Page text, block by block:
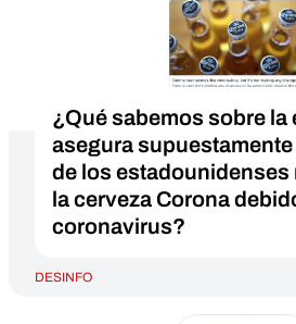
¿Qué sabemos sobre la
asegura
de los estadounidenses
la cerveza Corona
coronavirus?
DESINFO